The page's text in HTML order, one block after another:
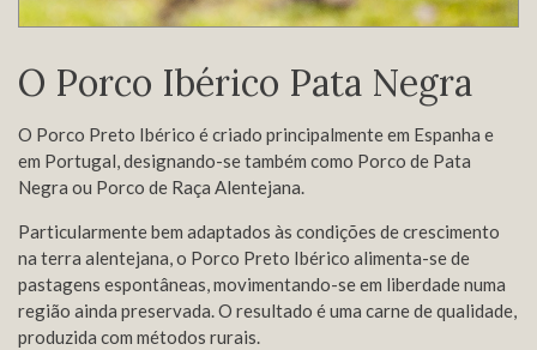
O Porco Ibérico Pata Negra
O Porco Preto Ibérico é criado principalmente em Espanha e
em Portugal, designando-se também como Porco de Pata
Negra ou Porco de Raça Alentejana.
Particularmente bem adaptados às condições de crescimento
na terra alentejana, o Porco Preto Ibérico alimenta-se de
pastagens espontâneas, movimentando-se em liberdade numa
região ainda preservada. O resultado é uma carne de qualidade,
produzida com métodos rurais.